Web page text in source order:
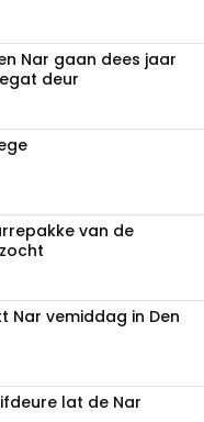
Nar gaan dees jaar
deur
van de
Nar vemiddag in Den
lat de Nar